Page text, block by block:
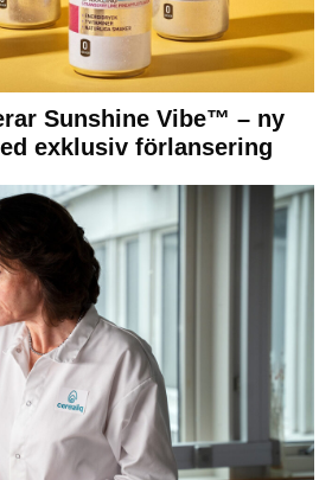
Sunshine Vibe™ – ny
exklusiv förlansering